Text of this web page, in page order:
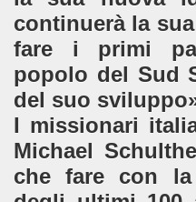
continuerà la
fare i primi
popolo del Sud
del suo
I missionari
Michael
che fare con